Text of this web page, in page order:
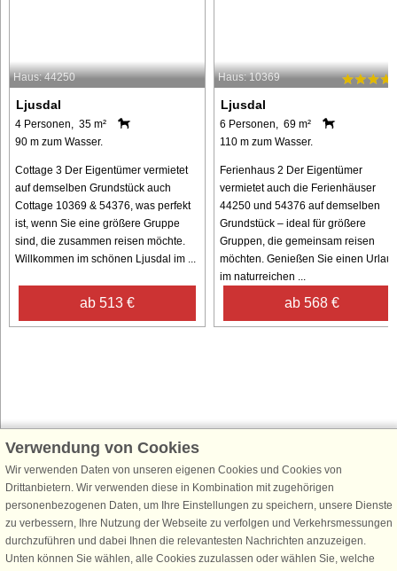
Haus: 44250
Ljusdal
4 Personen, 35 m²
90 m zum Wasser.
Cottage 3 Der Eigentümer vermietet
auf demselben Grundstück auch
Cottage 10369 & 54376, was perfekt
ist, wenn Sie eine größere Gruppe
sind, die zusammen reisen möchte.
Willkommen im schönen Ljusdal im ...
ab 513 €
Haus: 10369
Ljusdal
6 Personen, 69 m²
110 m zum Wasser.
Ferienhaus 2 Der Eigentümer
vermietet auch die Ferienhäuser
44250 und 54376 auf demselben
Grundstück – ideal für größere
Gruppen, die gemeinsam reisen
möchten. Genießen Sie einen
im naturreichen ...
ab 568 €
Schließen Sie sich 100.000 Ferienhaus-Fans an
Erhalten Sie einenWillkommensgutschein von 25 € für Ihren nächsten
Ferienhausurlaub - melden Sie sich einfach für den DanCenter Newsletter
an. Verpassen Sie nie wieder exklusive Angebote, Gewinnspiele und
Urlaubstipps!
Verwendung von Cookies
Wir verwenden Daten von unseren eigenen Cookies und Cookies von
Drittanbietern. Wir verwenden diese in Kombination mit zugehörigen
personenbezogenen Daten, um Ihre Einstellungen zu speichern, unsere Dienste
zu verbessern, Ihre Nutzung der Webseite zu verfolgen und Verkehrsmessungen
durchzuführen und dabei Ihnen die relevantesten Nachrichten anzuzeigen.
Unten können Sie wählen, alle Cookies zuzulassen oder wählen Sie, welche